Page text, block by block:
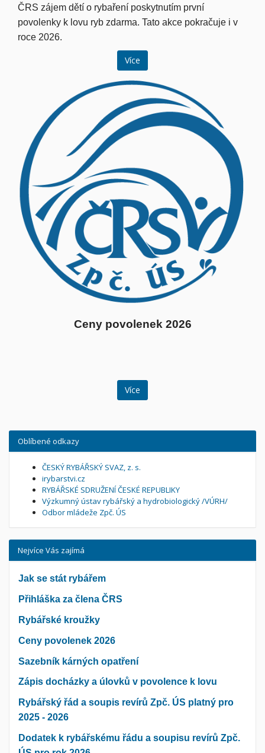
ČRS zájem dětí o rybaření poskytnutím první
povolenky k lovu ryb zdarma. Tato akce pokračuje i v
roce 2026.
Více
Ceny povolenek 2026
Více
Oblíbené odkazy
ČESKÝ RYBÁŘSKÝ SVAZ, z. s.
irybarstvi.cz
RYBÁŘSKÉ SDRUŽENÍ ČESKÉ REPUBLIKY
Výzkumný ústav rybářský a hydrobiologický /VÚRH/
Odbor mládeže Zpč. ÚS
Nejvíce Vás zajímá
Jak se stát rybářem
Přihláška za člena ČRS
Rybářské kroužky
Ceny povolenek 2026
Sazebník kárných opatření
Zápis docházky a úlovků v povolence k lovu
Rybářský řád a soupis revírů Zpč. ÚS platný pro
2025 - 2026
Dodatek k rybářskému řádu a soupisu revírů Zpč.